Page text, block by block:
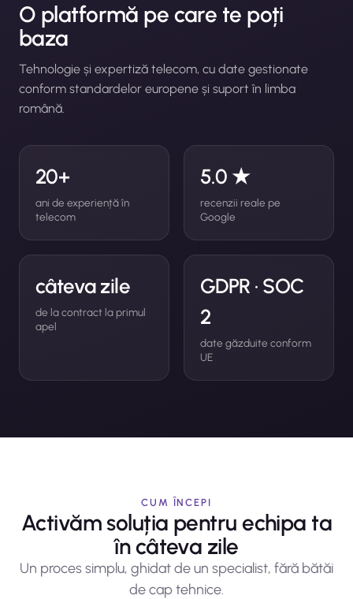
O platformă pe care te poți
baza
Tehnologie și expertiză telecom, cu date gestionate
conform standardelor europene și suport în limba
română.
20+
ani de experiență în
telecom
5.0 ★
recenzii reale pe
Google
câteva zile
de la contract la primul
apel
GDPR · SOC
2
date găzduite conform
UE
CUM ÎNCEPI
Activăm soluția pentru echipa ta
în câteva zile
Un proces simplu, ghidat de un specialist, fără bătăi
de cap tehnice.